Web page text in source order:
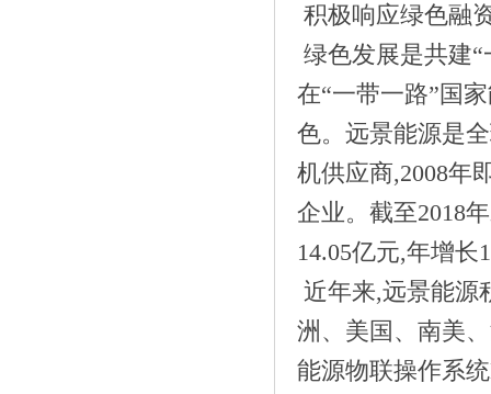
积极响应绿色融
绿色发展是共建
在“一带一路”国
色。远景能源是
机供应商,2008年
企业。截至2018
14.05亿元,年增长
近年来,远景能源
洲、美国、南美
能源物联操作系